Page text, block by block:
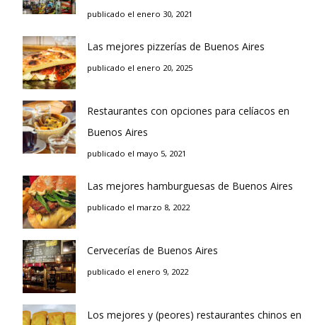
publicado el enero 30, 2021
Las mejores pizzerías de Buenos Aires
publicado el enero 20, 2025
Restaurantes con opciones para celíacos en
Buenos Aires
publicado el mayo 5, 2021
Las mejores hamburguesas de Buenos Aires
publicado el marzo 8, 2022
Cervecerías de Buenos Aires
publicado el enero 9, 2022
Los mejores y (peores) restaurantes chinos en